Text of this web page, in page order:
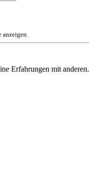
Erfahrungen mit anderen.